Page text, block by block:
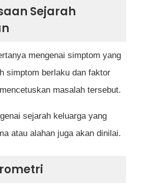
Sejarah
mengenai simptom yang
simptom berlaku dan faktor
masalah tersebut.
sejarah keluarga yang
atau alahan juga akan dinilai.